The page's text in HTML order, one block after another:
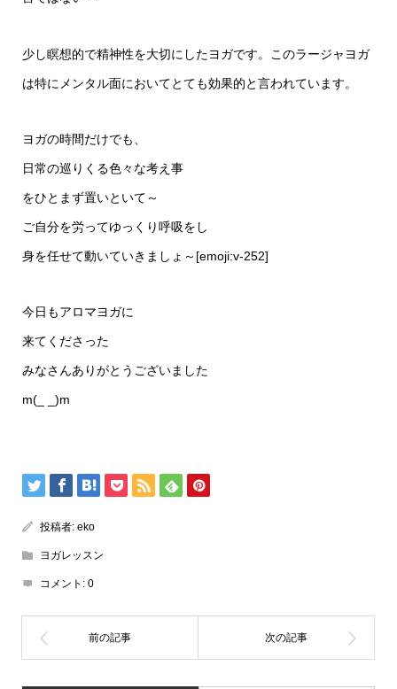
少し瞑想的で精神性を大切にしたヨガです。このラージャヨガ
は特にメンタル面においてとても効果的と言われています。
ヨガの時間だけでも、
日常の巡りくる色々な考え事
をひとまず置いといて～
ご自分を労ってゆっくり呼吸をし
身を任せて動いていきましょ～[emoji:v-252]
今日もアロマヨガに
来てくださった
みなさんありがとうございました
m(_ _)m
投稿者: eko
ヨガレッスン
コメント: 0